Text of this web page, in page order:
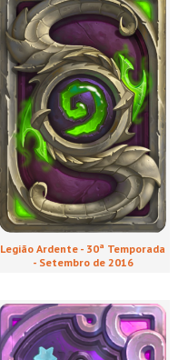
Legião Ardente - 30ª Temporada
- Setembro de 2016